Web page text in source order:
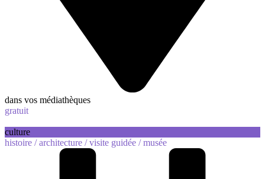
dans vos médiathèques
gratuit
culture
histoire /architecture /visite guidée /musée